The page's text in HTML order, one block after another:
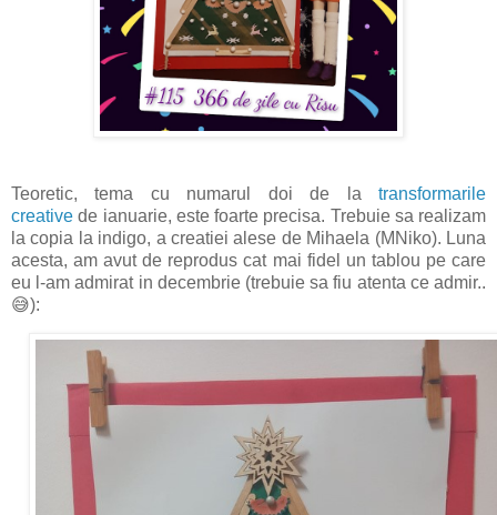
Teoretic, tema cu numarul doi de la transformarile
creative de ianuarie, este foarte precisa. Trebuie sa realizam
la copia la indigo, a creatiei alese de Mihaela (MNiko). Luna
acesta, am avut de reprodus cat mai fidel un tablou pe care
eu l-am admirat in decembrie (trebuie sa fiu atenta ce admir..
😅):